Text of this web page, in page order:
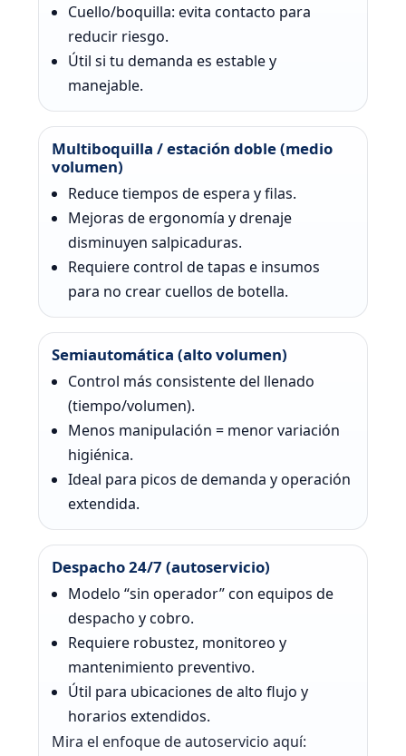
Cuello/boquilla: evita contacto para
reducir riesgo.
Útil si tu demanda es estable y
manejable.
Multiboquilla / estación doble (medio
volumen)
Reduce tiempos de espera y filas.
Mejoras de ergonomía y drenaje
disminuyen salpicaduras.
Requiere control de tapas e insumos
para no crear cuellos de botella.
Semiautomática (alto volumen)
Control más consistente del llenado
(tiempo/volumen).
Menos manipulación = menor variación
higiénica.
Ideal para picos de demanda y operación
extendida.
Despacho 24/7 (autoservicio)
Modelo “sin operador” con equipos de
despacho y cobro.
Requiere robustez, monitoreo y
mantenimiento preventivo.
Útil para ubicaciones de alto flujo y
horarios extendidos.
Mira el enfoque de autoservicio aquí: